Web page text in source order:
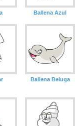
Ballena Azul
Ballena Beluga